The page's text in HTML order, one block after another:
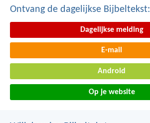
Ontvang de dagelijkse Bijbeltekst:
Dagelijkse melding
E-mail
Android
Op je website